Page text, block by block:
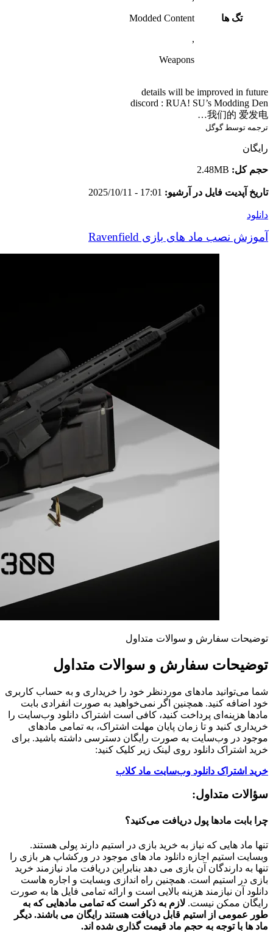
تگ ها
Modded Content
,
Weapons
details will be improved in future
discord : RUA! SU’s Modding Den
我们的 爱发电…
ترجمه توسط گوگل
رایگان
حجم کل: 2.48MB
تاریخ آپدیت فایل در آرشیو: 17:01 - 2025/10/11
دانلود
آموزش نصب ماد های بازی Ravenfield
توضیحات سفارش و سوالات متداول
توضیحات سفارش و سوالات متداول
شما می‌توانید مادهای موردنظر خود را خریداری و به حساب کاربری
خود اضافه کنید. همچنین اگر نمی‌خواهید به صورت انفرادی بابت
مادها هزینه‌ای پرداخت کنید، کافی است اشتراک دانلود وب‌سایت را
خریداری کنید و تا زمان پایان مهلت اشتراک، به تمامی مادهای
موجود در وب‌سایت به صورت رایگان دسترسی داشته باشید. برای
خرید اشتراک دانلود روی لینک زیر کلیک کنید:
خرید اشتراک دانلود وب‌سایت ماد کلاب
سؤالات متداول:
چرا بابت مادها پول دریافت می‌کنید؟
تنها ماد هایی که نیاز به خرید بازی در استیم دارند پولی هستند.
وبسایت استیم اجازه دانلود ماد های موجود در ورکشاپ هر بازی را
تنها به دارندگان آن بازی می دهد بنابراین دریافت ماد نیازمند خرید
بازی در استیم است. همچنین راه اندازی وبسایت و اجاره هاست
دانلود آن نیازمند هزینه بالایی است و ارائه تمامی فایل ها به صورت
رایگان ممکن نیست. لازم به ذکر است که تمامی مادهایی که به
طور عمومی از استیم قابل دریافت هستند رایگان می باشند. دیگر
ماد ها با توجه به حجم ماد قیمت گذاری شده اند.